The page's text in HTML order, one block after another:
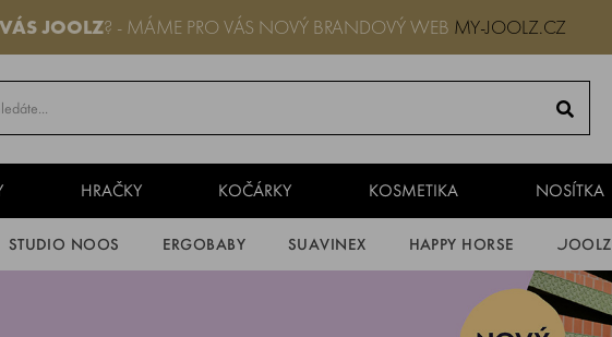
JOOLZ? - MÁME PRO VÁS NOVÝ BRANDOVÝ WEB MY-JOOLZ.CZ
HRAČKY KOČÁRKY KOSMETIKA NOSÍTKA
STUDIO NOOS ERGOBABY SUAVINEX HAPPY HORSE JOOLZ